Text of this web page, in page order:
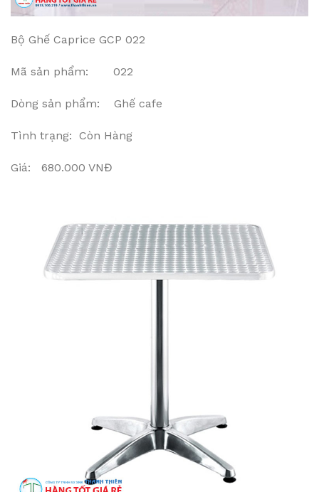
Bộ Ghế Caprice GCP 022
Mã sản phẩm: 022
Dòng sản phẩm: Ghế cafe
Tình trạng: Còn Hàng
Giá: 680.000 VNĐ